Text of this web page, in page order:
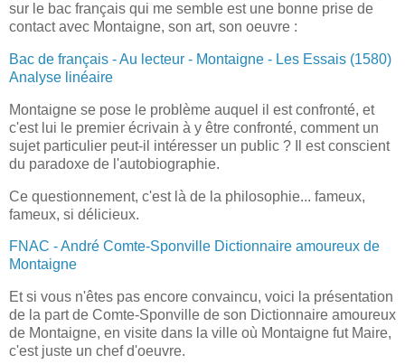
sur le bac français qui me semble est une bonne prise de
contact avec Montaigne, son art, son oeuvre :
Bac de français - Au lecteur - Montaigne - Les Essais (1580)
Analyse linéaire
Montaigne se pose le problème auquel il est confronté, et
c'est lui le premier écrivain à y être confronté, comment un
sujet particulier peut-il intéresser un public ? Il est conscient
du paradoxe de l'autobiographie.
Ce questionnement, c'est là de la philosophie... fameux,
fameux, si délicieux.
FNAC - André Comte-Sponville Dictionnaire amoureux de
Montaigne
Et si vous n'êtes pas encore convaincu, voici la présentation
de la part de Comte-Sponville de son Dictionnaire amoureux
de Montaigne, en visite dans la ville où Montaigne fut Maire,
c'est juste un chef d'oeuvre.